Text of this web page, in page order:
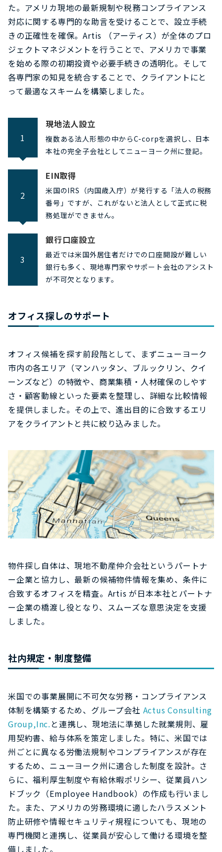
た。アメリカ現地の最新規制や税務コンプライアンス
対応に関する専門的な助言を受けることで、設立手続
きの正確性を確保。Artis （アーティス）が全体のプロ
ジェクトマネジメントを行うことで、アメリカで事業
を始める際の初期投資や必要手続きの透明化。そして
各専門家の知見を統合することで、クライアントにと
って最適なスキームを構築しました。
1
現地法人設立
複数ある法人形態の中からC-corpを選択し、日本
本社の完全子会社としてニューヨーク州に登記。
2
EIN取得
米国のIRS（内国歳入庁）が発行する「法人の税務
番号」ですが、これがないと法人として正式に税
務処理ができません。
3
銀行口座設立
最近では米国外居住者だけでの口座開設が難しい
銀行も多く、現地専門家やサポート会社のアシスト
が不可欠となります。
オフィス探しのサポート
オフィス候補を探す前段階として、まずニューヨーク
市内の各エリア（マンハッタン、ブルックリン、クイ
ーンズなど）の特徴や、商業集積・人材確保のしやす
さ・顧客動線といった要素を整理し、詳細な比較情報
を提供しました。その上で、進出目的に合致するエリ
アをクライアントと共に絞り込みました。
物件探し自体は、現地不動産仲介会社というパートナ
ー企業と協力し、最新の候補物件情報を集め、条件に
合致するオフィスを精査。Artis が日本本社とパートナ
ー企業の橋渡し役となり、スムーズな意思決定を支援
しました。
社内規定・制度整備
米国での事業展開に不可欠な労務・コンプライアンス
体制を構築するため、グループ会社 Actus Consulting
Group,Inc. と連携し、現地法に準拠した就業規則、雇
用契約書、給与体系を策定しました。特に、米国では
州ごとに異なる労働法規制やコンプライアンスが存在
するため、ニューヨーク州に適合した制度を設計。さ
らに、福利厚生制度や有給休暇ポリシー、従業員ハン
ドブック（Employee Handbook）の作成も行いまし
た。また、アメリカの労務環境に適したハラスメント
防止研修や情報セキュリティ規程についても、現地の
専門機関と連携し、従業員が安心して働ける環境を整
備しました。